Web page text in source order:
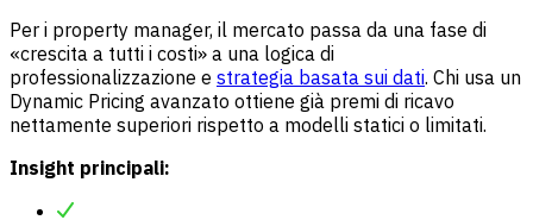
Per i property manager, il mercato passa da una fase di
«crescita a tutti i costi» a una logica di
professionalizzazione e strategia basata sui dati. Chi usa un
Dynamic Pricing avanzato ottiene già premi di ricavo
nettamente superiori rispetto a modelli statici o limitati.
Insight principali: